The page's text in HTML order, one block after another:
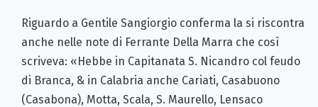
Riguardo a Gentile Sangiorgio conferma la si riscontra
anche nelle note di Ferrante Della Marra che così
scriveva: «Hebbe in Capitanata S. Nicandro col feudo
di Branca, & in Calabria anche Cariati, Casabuono
(Casabona), Motta, Scala, S. Maurello, Lensaco